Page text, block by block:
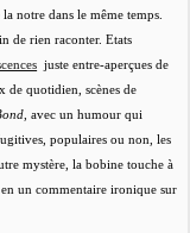
notre dans le même temps.
de rien raconter. Etats
juste entre-aperçues de
de quotidien, scènes de
, avec un humour qui
populaires ou non, les
mystère, la bobine touche à
un commentaire ironique sur